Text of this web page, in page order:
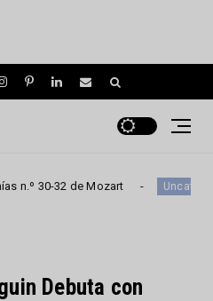
32 de Mozart Uncategorized
Debuta con